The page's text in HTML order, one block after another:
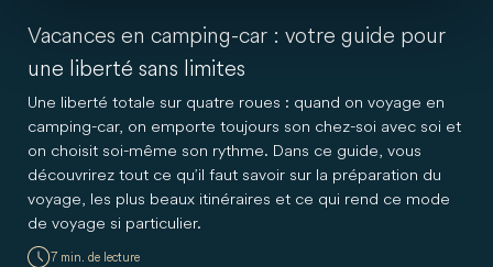
Vacances en camping-car : votre guide pour
une liberté sans limites
Une liberté totale sur quatre roues : quand on voyage en
camping-car, on emporte toujours son chez-soi avec soi et
on choisit soi-même son rythme. Dans ce guide, vous
découvrirez tout ce qu’il faut savoir sur la préparation du
voyage, les plus beaux itinéraires et ce qui rend ce mode
de voyage si particulier.
7 min. de lecture